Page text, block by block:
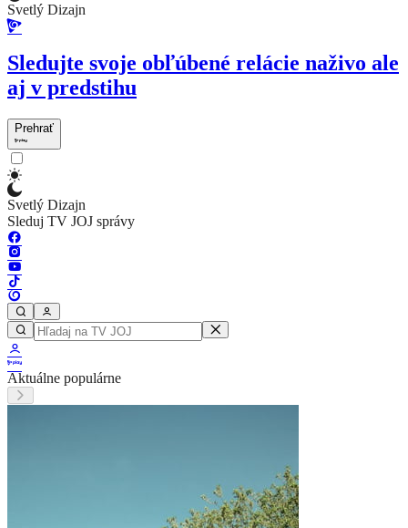
Svetlý Dizajn
Sledujte svoje obľúbené relácie naživo ale
aj v predstihu
Prehrať
Svetlý Dizajn
Sleduj TV JOJ správy
Aktuálne populárne